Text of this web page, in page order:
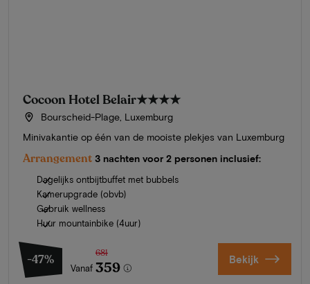
Cocoon Hotel Belair★★★★
Bourscheid-Plage, Luxemburg
Minivakantie op één van de mooiste plekjes van Luxemburg
Arrangement 3 nachten voor 2 personen inclusief:
Dagelijks ontbijtbuffet met bubbels
Kamerupgrade (obvb)
Gebruik wellness
Huur mountainbike (4uur)
-47%
Vanaf
681
359 Bekijk